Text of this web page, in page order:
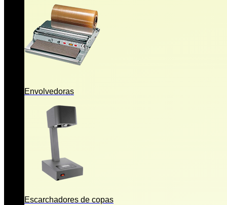
Envolvedoras
Escarchadores de copas